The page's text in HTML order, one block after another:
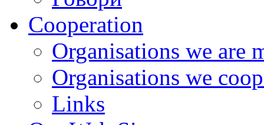
Cooperation
Organisations we are
Organisations we
Links